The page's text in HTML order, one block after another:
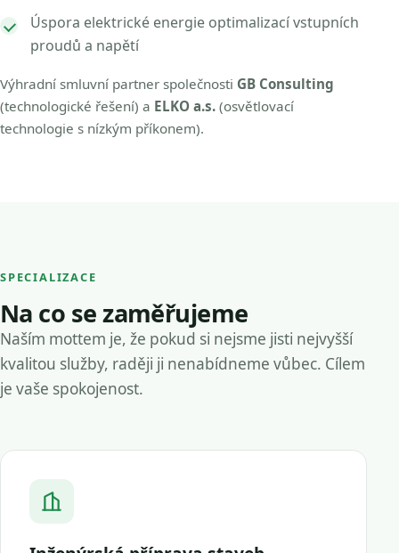
Úspora elektrické energie optimalizací vstupních
proudů a napětí
Výhradní smluvní partner společnosti GB Consulting
(technologické řešení) a ELKO a.s. (osvětlovací
technologie s nízkým příkonem).
SPECIALIZACE
Na co se zaměřujeme
Naším mottem je, že pokud si nejsme jisti nejvyšší
kvalitou služby, raději ji nenabídneme vůbec. Cílem
je vaše spokojenost.